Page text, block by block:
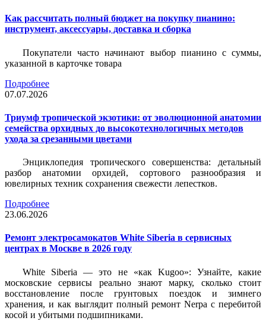
Как рассчитать полный бюджет на покупку пианино:
инструмент, аксессуары, доставка и сборка
Покупатели часто начинают выбор пианино с суммы,
указанной в карточке товара
Подробнее
07.07.2026
Триумф тропической экзотики: от эволюционной анатомии
семейства орхидных до высокотехнологичных методов
ухода за срезанными цветами
Энциклопедия тропического совершенства: детальный
разбор анатомии орхидей, сортового разнообразия и
ювелирных техник сохранения свежести лепестков.
Подробнее
23.06.2026
Ремонт электросамокатов White Siberia в сервисных
центрах в Москве в 2026 году
White Siberia — это не «как Kugoo»: Узнайте, какие
московские сервисы реально знают марку, сколько стоит
восстановление после грунтовых поездок и зимнего
хранения, и как выглядит полный ремонт Nerpa с перебитой
косой и убитыми подшипниками.